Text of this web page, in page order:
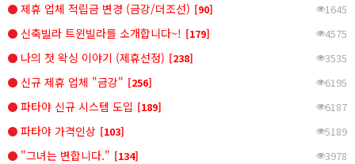
제휴 업체 적립금 변경 (금강/더조선) [90] 1645
신축빌라 트윈빌라를 소개합니다~! [179] 4575
나의 첫 왁싱 이야기 (제휴선정) [238] 3535
신규 제휴 업체 "금강" [256] 6195
파타야 신규 시스템 도입 [189] 6187
파타야 가격인상 [103] 5189
"그녀는 변합니다." [134] 3978